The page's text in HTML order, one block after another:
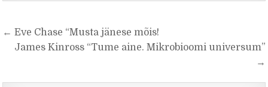
Navigeerimine
← Eve Chase “Musta jänese mõis!
James Kinross “Tume aine. Mikrobioomi universum”
→